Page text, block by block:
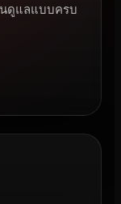
นดูแลแบบครบ